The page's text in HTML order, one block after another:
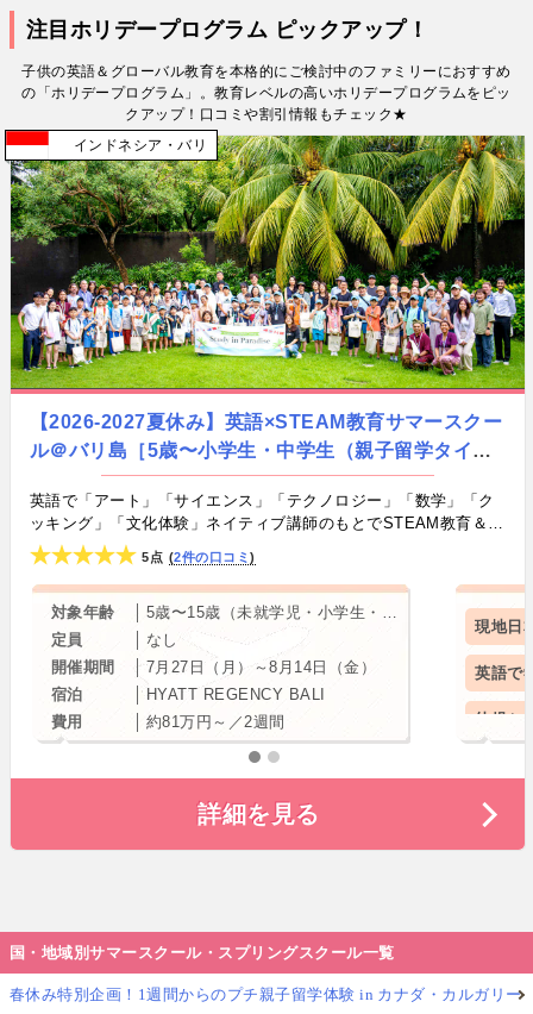
800名にグローバル教育を実践した英語学習コーチ.
けの英検1級・TOEIC・TOEFL・IELTS指導者、海外
で子育て中のワーキングママなど多様な専門家が多
数. 日経・AERA with kids・AERA・NewsPicks等の
情報提供・寄稿・監修実績も豊富な“世界と子どもの
未来をつなぐ情報ハブ”です。
注目ホリデープログラム ピックアップ！
子供の英語＆グローバル教育を本格的にご検討中のファミリーにおすすめ
の「ホリデープログラム」。教育レベルの高いホリデープログラムをピッ
クアップ！口コミや割引情報もチェック★
インドネシア
バリ
【2026-2027夏休み】英語×STEAM教育サマースクー
ル＠バリ島［5歳〜小学生・中学生（親子留学タイ
プ）］／2週間〜｜by SQUARE GROUP Co., Ltd.
5点 2件の口コミ
英語で「アート」「サイエンス」「テクノロジー」「数学」「ク
ッキング」「文化体験」ネイティブ講師のもとでSTEAM教育＆充
実アクティビティー！ 世界で活躍する力を伸ばすサマーキャン
プ
対象年齢
5歳〜15歳（未就学児・小学生・中学生）
定員
なし
開催期間
7月27日（月）～8月14日（金）
宿泊
HYATT REGENCY BALI
費用
約81万円～／2週間
現地日
英語で
幼児か
中学
アジア
詳細を見る
国・地域別サマースクール・スプリングスクール一覧
春休み特別企画！1週間からのプチ親子留学体験 in カナダ・カルガリー